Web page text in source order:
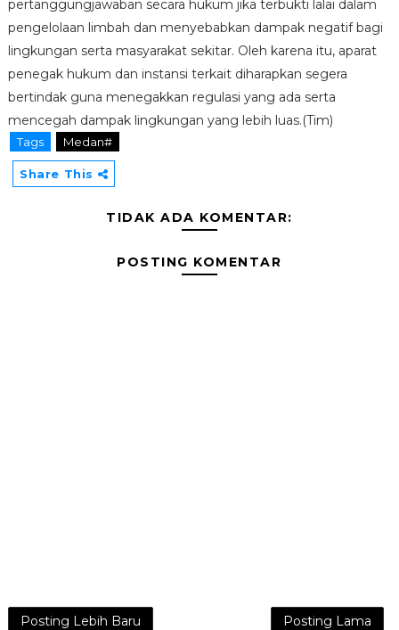
pertanggungjawaban secara hukum jika terbukti lalai dalam
pengelolaan limbah dan menyebabkan dampak negatif bagi
lingkungan serta masyarakat sekitar. Oleh karena itu, aparat
penegak hukum dan instansi terkait diharapkan segera
bertindak guna menegakkan regulasi yang ada serta
mencegah dampak lingkungan yang lebih luas.(Tim)
Tags Medan#
Share This
TIDAK ADA KOMENTAR:
POSTING KOMENTAR
Posting Lebih Baru Posting Lama